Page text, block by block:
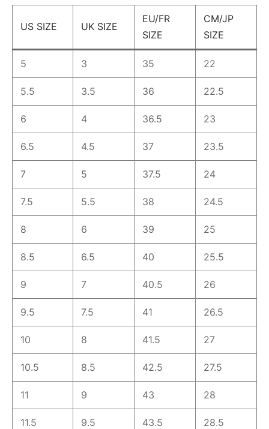
US SIZE UK SIZE
EU/FR
SIZE
CM/JP
SIZE
5 3 35 22
5.5 3.5 36 22.5
6 4 36.5 23
6.5 4.5 37 23.5
7 5 37.5 24
7.5 5.5 38 24.5
8 6 39 25
8.5 6.5 40 25.5
9 7 40.5 26
9.5 7.5 41 26.5
10 8 41.5 27
10.5 8.5 42.5 27.5
11 9 43 28
11.5 9.5 43.5 28.5